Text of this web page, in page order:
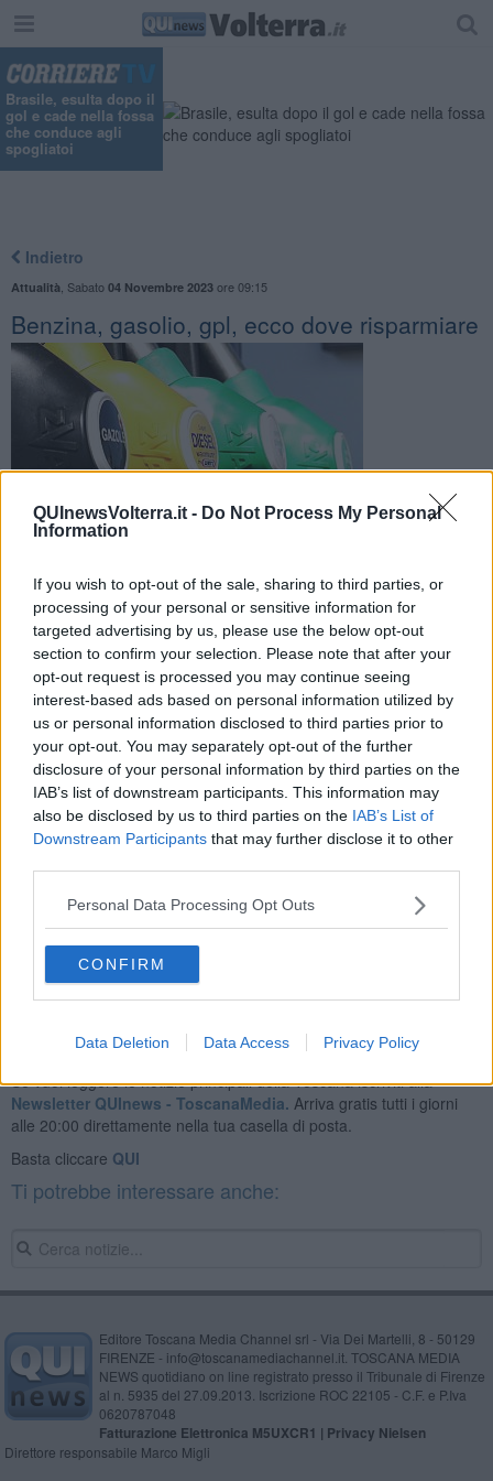
QUInewsVolterra.it - Do Not Process My Personal
Information
If you wish to opt-out of the sale, sharing to third parties, or
processing of your personal or sensitive information for
targeted advertising by us, please use the below opt-out
section to confirm your selection. Please note that after your
opt-out request is processed you may continue seeing
interest-based ads based on personal information utilized by
us or personal information disclosed to third parties prior to
your opt-out. You may separately opt-out of the further
disclosure of your personal information by third parties on the
IAB’s list of downstream participants. This information may
also be disclosed by us to third parties on the IAB’s List of
Downstream Participants that may further disclose it to other
Personal Data Processing Opt Outs
CONFIRM
Data Deletion Data Access Privacy Policy
Brasile, esulta dopo il
gol e cade nella fossa
che conduce agli
spogliatoi
Indietro
Attualità Sabato 04 Novembre 2023ore 09:15
Benzina, gasolio, gpl, ecco dove risparmiare
Ecco l'elenco dei prezzi del carburante in provincia di Pisa.
Comune per comune gli impianti più economici dove fare
rifornimento.
PROVINCIA DI PISA —Questi i prezzi dei carburantirilevati al
giorno 04 novembre 2023 dalMinistero dello sviluppo
economico
Se vuoi leggere le notizie principali della Toscana iscriviti alla
Newsletter QUInews - ToscanaMedia. Arriva gratis tutti i giorni
alle 20:00 direttamente nella tua casella di posta.
Basta cliccare QUI
Ti potrebbe interessare anche:
Editore Toscana Media Channel srl - Via Dei Martelli, 8 - 50129
FIRENZE - info@toscanamediachannel.it. TOSCANA MEDIA
NEWS quotidiano on line registrato presso il Tribunale di Firenze
al n. 5935 del 27.09.2013. Iscrizione ROC 22105 - C.F. e P.Iva
0620787048
Fatturazione Elettronica M5UXCR1 | Privacy Nielsen
Direttore responsabile Marco Migli